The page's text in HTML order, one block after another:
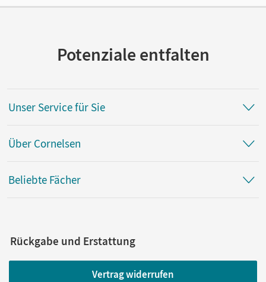
Potenziale entfalten
Unser Service für Sie
Über Cornelsen
Beliebte Fächer
Rückgabe und Erstattung
Vertrag widerrufen